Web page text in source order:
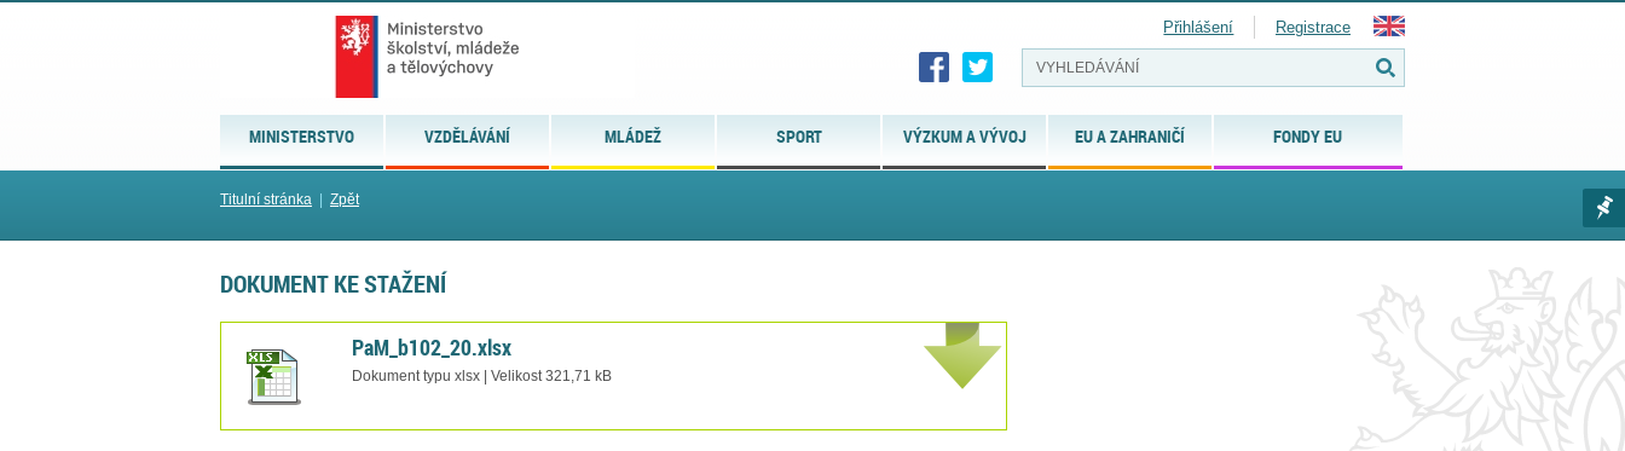
MINISTERSTVO VZDĚLÁVÁNÍ MLÁDEŽ SPORT VÝZKUM A VÝVOJ EU A ZAHRANIČÍ FONDY EU
Přihlášení Registrace
Titulní stránka Zpět
DOKUMENT KE STAŽENÍ
PaM_b102_20.xlsx
Dokument typu xlsx | Velikost 321,71 kB